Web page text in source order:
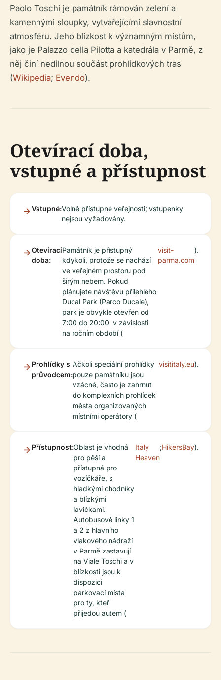
Paolo Toschi je památník rámován zelení a
kamennými sloupky, vytvářejícími slavnostní
atmosféru. Jeho blízkost k významným místům,
jako je Palazzo della Pilotta a katedrála v Parmě, z
něj činí nedílnou součást prohlídkových tras
(Wikipedia; Evendo).
Otevírací doba,
vstupné a přístupnost
Vstupné:Volně přístupné veřejnosti; vstupenky
nejsou vyžadovány.
Otevírací
doba:
Památník je přístupný
kdykoli, protože se nachází
ve veřejném prostoru pod
širým nebem. Pokud
plánujete návštěvu přilehlého
Ducal Park (Parco Ducale),
park je obvykle otevřen od
7:00 do 20:00, v závislosti
na ročním období (
visit-
parma.com
).
Prohlídky s
průvodcem:
Ačkoli speciální prohlídky
pouze památníku jsou
vzácné, často je zahrnut
do komplexních prohlídek
města organizovaných
místními operátory (
visititaly.eu).
Přístupnost:Oblast je vhodná
pro pěší a
přístupná pro
vozíčkáře, s
hladkými chodníky
a blízkými
lavičkami.
Autobusové linky 1
a 2 z hlavního
vlakového nádraží
v Parmě zastavují
na Viale Toschi a v
blízkosti jsou k
dispozici
parkovací místa
pro ty, kteří
přijedou autem (
Italy
Heaven
;HikersBay).